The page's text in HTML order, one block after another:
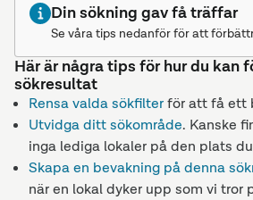
Din sökning gav få träffar
Se våra tips nedanför för att
Här är några tips för hur du kan
sökresultat
Rensa valda sökfilterför att få ett
Utvidga ditt sökområde. Kanske
inga lediga lokaler på den plats
Skapa en bevakning på denna
när en lokal dyker upp som vi tror